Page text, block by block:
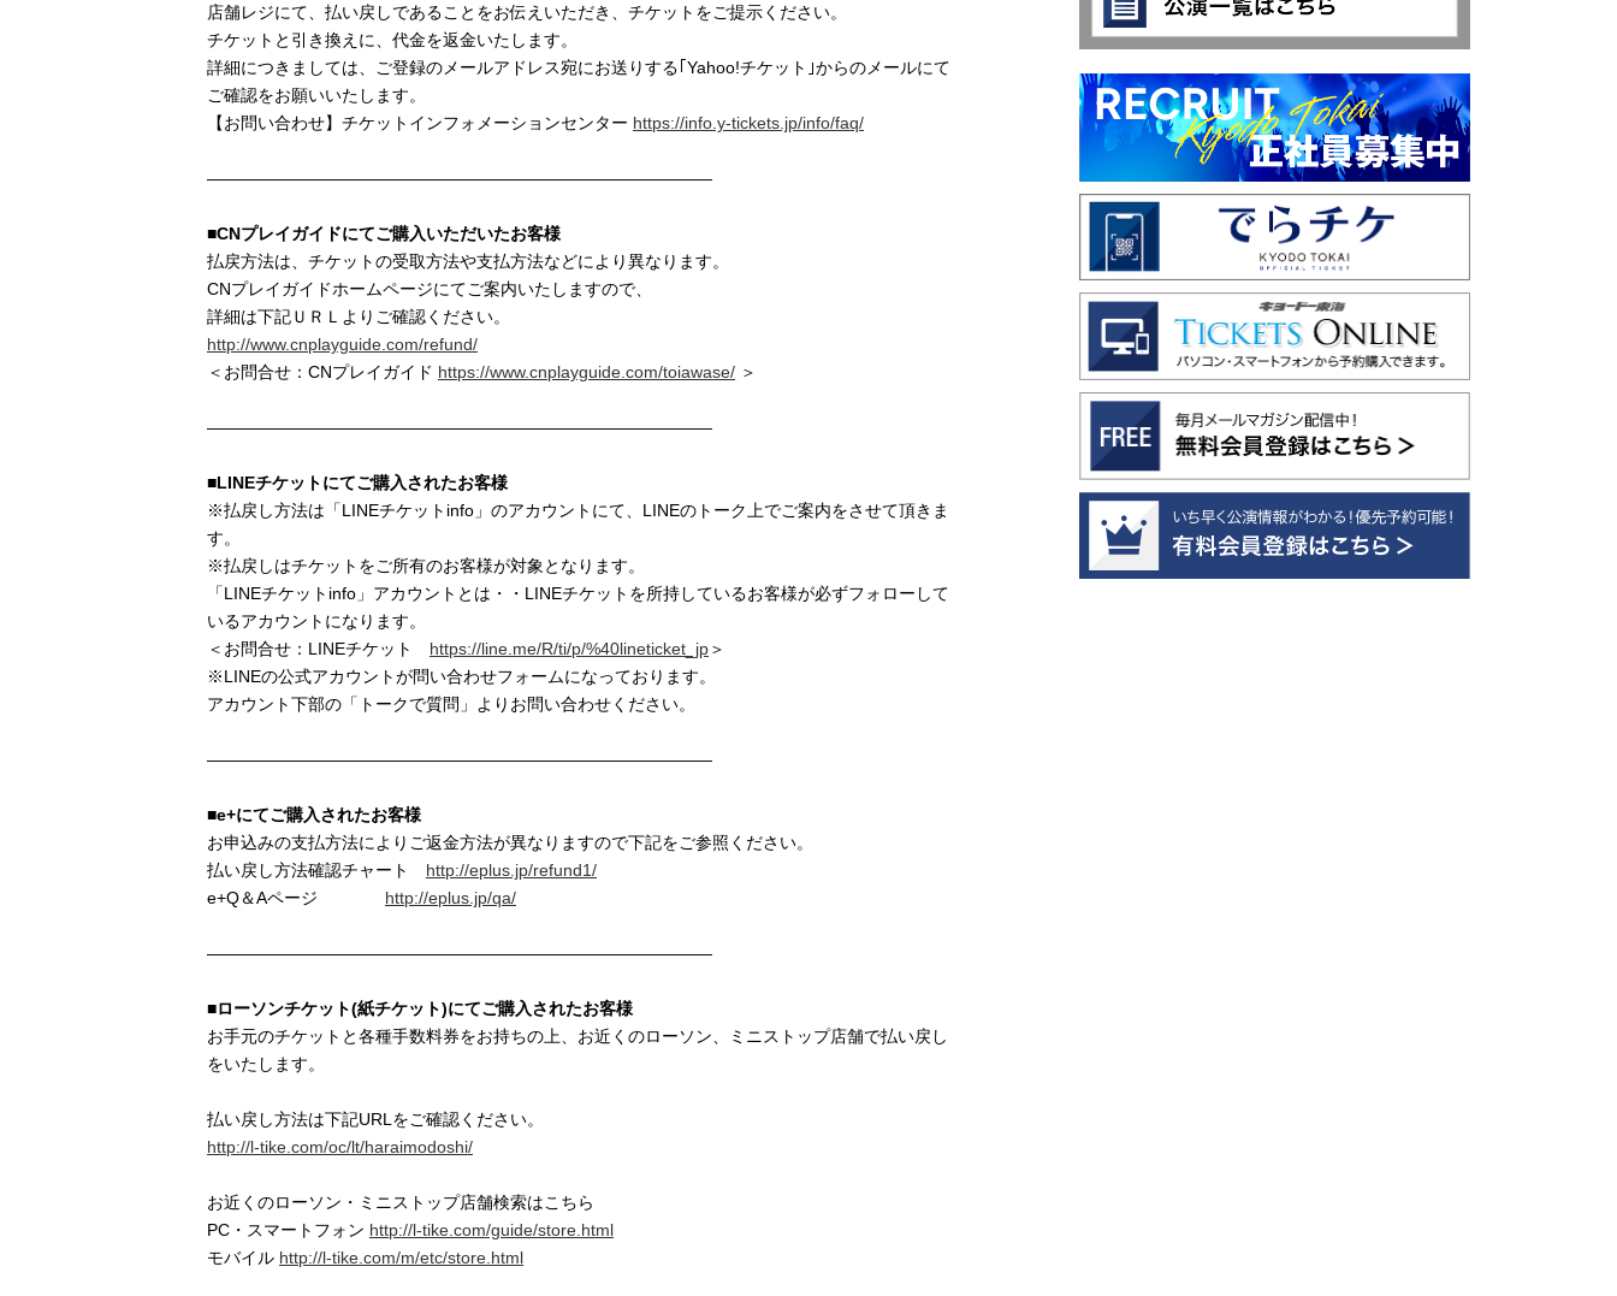
店舗レジにて、払い戻しであることをお伝えいただき、チケットをご提示ください。
チケットと引き換えに、代金を返金いたします。
詳細につきましては、ご登録のメールアドレス宛にお送りする｢Yahoo!チケット｣からのメールにて
ご確認をお願いいたします。
【お問い合わせ】チケットインフォメーションセンター https://info.y-tickets.jp/info/faq/
——————————————————————————————
■CNプレイガイドにてご購入いただいたお客様
払戻方法は、チケットの受取方法や支払方法などにより異なります。
CNプレイガイドホームページにてご案内いたしますので、
詳細は下記ＵＲＬよりご確認ください。
http://www.cnplayguide.com/refund/
＜お問合せ：CNプレイガイド https://www.cnplayguide.com/toiawase/ ＞
——————————————————————————————
■LINEチケットにてご購入されたお客様
※払戻し方法は「LINEチケットinfo」のアカウントにて、LINEのトーク上でご案内をさせて頂きま
す。
※払戻しはチケットをご所有のお客様が対象となります。
「LINEチケットinfo」アカウントとは・・LINEチケットを所持しているお客様が必ずフォローして
いるアカウントになります。
＜お問合せ：LINEチケット https://line.me/R/ti/p/%40lineticket_jp＞
※LINEの公式アカウントが問い合わせフォームになっております。
アカウント下部の「トークで質問」よりお問い合わせください。
——————————————————————————————
■e+にてご購入されたお客様
お申込みの支払方法によりご返金方法が異なりますので下記をご参照ください。
払い戻し方法確認チャート http://eplus.jp/refund1/
e+Q＆Aページ http://eplus.jp/qa/
——————————————————————————————
■ローソンチケット(紙チケット)にてご購入されたお客様
お手元のチケットと各種手数料券をお持ちの上、お近くのローソン、ミニストップ店舗で払い戻し
をいたします。
払い戻し方法は下記URLをご確認ください。
http://l-tike.com/oc/lt/haraimodoshi/
お近くのローソン・ミニストップ店舗検索はこちら
PC・スマートフォン http://l-tike.com/guide/store.html
モバイル http://l-tike.com/m/etc/store.html